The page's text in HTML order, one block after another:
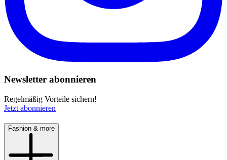
Newsletter abonnieren
Regelmäßig Vorteile sichern!
Jetzt abonnieren
Fashion & more